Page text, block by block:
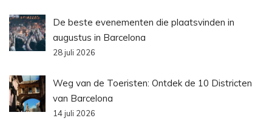
De beste evenementen die plaatsvinden in
augustus in Barcelona
28 juli 2026
Weg van de Toeristen: Ontdek de 10 Districten
van Barcelona
14 juli 2026